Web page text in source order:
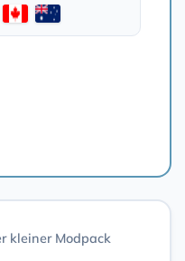
kleiner Modpack